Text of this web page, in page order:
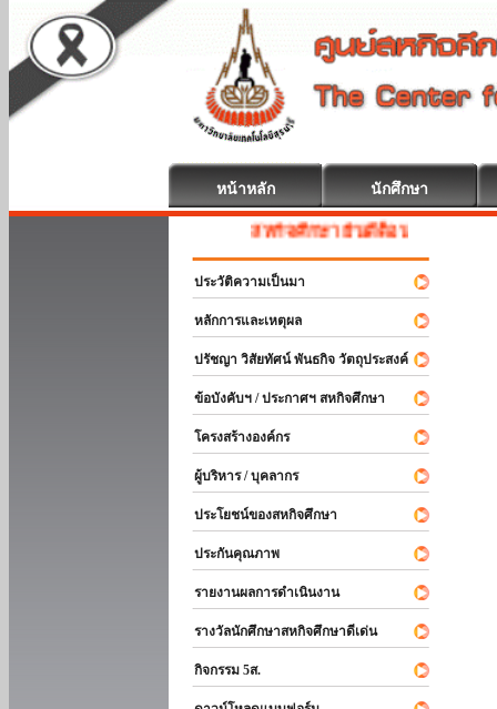
หน้าหลัก นักศึกษา
สหกิจศึกษา ยินดีต้อนรับ
ประวัติความเป็นมา
หลักการและเหตุผล
ปรัชญา วิสัยทัศน์ พันธกิจ วัตถุประสงค์
ข้อบังคับฯ / ประกาศฯ สหกิจศึกษา
โครงสร้างองค์กร
ผู้บริหาร / บุคลากร
ประโยชน์ของสหกิจศึกษา
ประกันคุณภาพ
รายงานผลการดำเนินงาน
รางวัลนักศึกษาสหกิจศึกษาดีเด่น
กิจกรรม 5ส.